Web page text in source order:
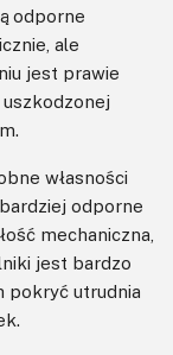
odporne
ale
jest prawie
własności
odporne
mechaniczna,
jest bardzo
pokryć utrudnia